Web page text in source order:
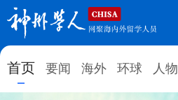
首页 要闻 海外 环球 人物
网站地图